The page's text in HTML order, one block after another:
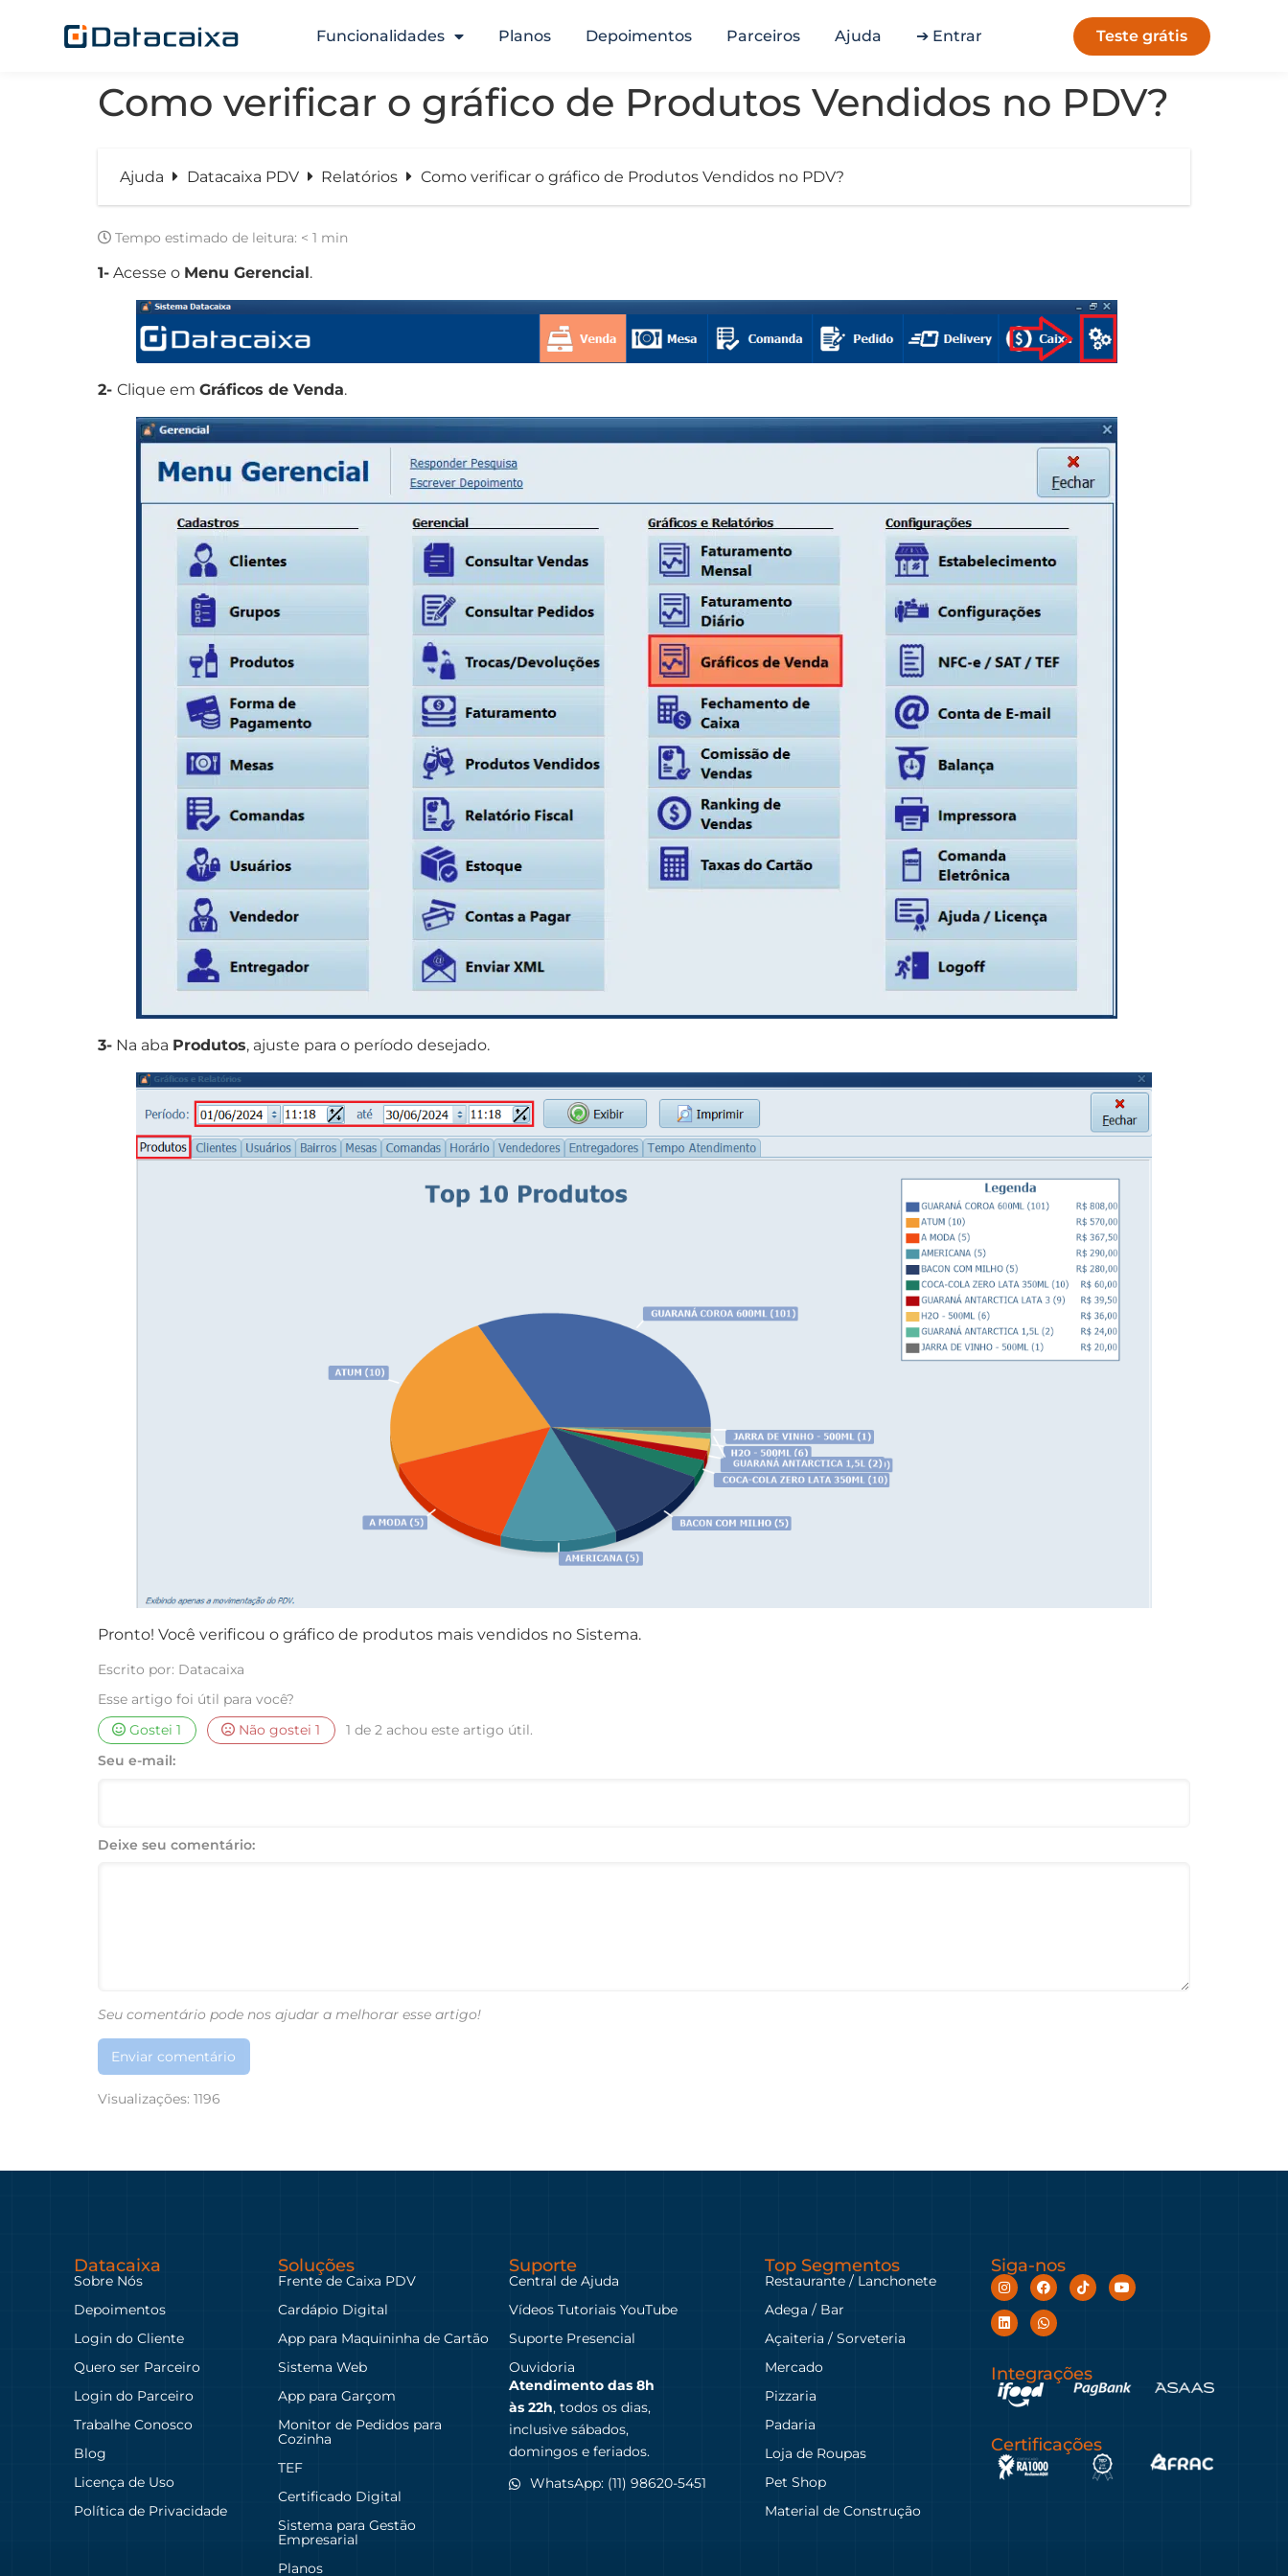
Funcionalidades Planos Depoimentos Parceiros Ajuda ➔ Entrar Teste grátis
Como verificar o gráfico de Produtos Vendidos no PDV?
Ajuda Datacaixa PDV Relatórios Como verificar o gráfico de Produtos Vendidos no PDV?
Tempo estimado de leitura: < 1 min
1- Acesse o Menu Gerencial.
2- Clique em Gráficos de Venda.
3- Na aba Produtos, ajuste para o período desejado.
Pronto! Você verificou o gráfico de produtos mais vendidos no Sistema.
Escrito por: Datacaixa
Esse artigo foi útil para você?
Gostei1 Não gostei1
1 de 2 achou este artigo útil.
Seu e-mail:
Deixe seu comentário:
Seu comentário pode nos ajudar a melhorar esse artigo!
Enviar comentário
Visualizações: 1196
Datacaixa
Sobre Nós
Depoimentos
Login do Cliente
Quero ser Parceiro
Login do Parceiro
Trabalhe Conosco
Blog
Licença de Uso
Política de Privacidade
Soluções
Frente de Caixa PDV
Cardápio Digital
App para Maquininha de Cartão
Sistema Web
App para Garçom
Monitor de Pedidos para
Cozinha
TEF
Certificado Digital
Sistema para Gestão
Empresarial
Planos
Suporte
Central de Ajuda
Vídeos Tutoriais YouTube
Suporte Presencial
Ouvidoria
Atendimento das 8h
às 22h, todos os dias,
inclusive sábados,
domingos e feriados.
WhatsApp: (11) 98620-5451
Top Segmentos
Restaurante / Lanchonete
Adega / Bar
Açaiteria / Sorveteria
Mercado
Pizzaria
Padaria
Loja de Roupas
Pet Shop
Material de Construção
Siga-nos
Integrações
Certificações